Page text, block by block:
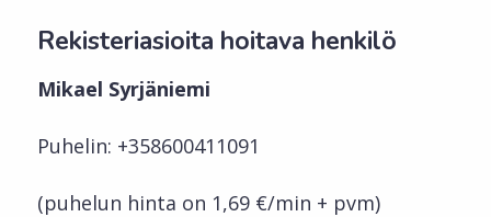
Rekisteriasioita hoitava henkilö
Mikael Syrjäniemi
Puhelin: +358600411091
(puhelun hinta on 1,69 €/min + pvm)